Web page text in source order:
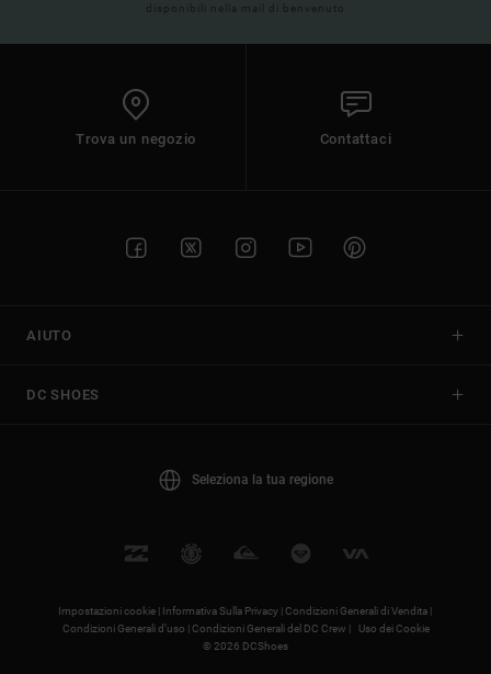
disponibili nella mail di benvenuto
Trova un negozio Contattaci
AIUTO
DC SHOES
Seleziona la tua regione
Impostazioni cookie | Informativa Sulla Privacy |Condizioni Generali di Vendita |
Condizioni Generali d’uso |Condizioni Generali del DC Crew |
Uso dei Cookie
© 2026 DCShoes